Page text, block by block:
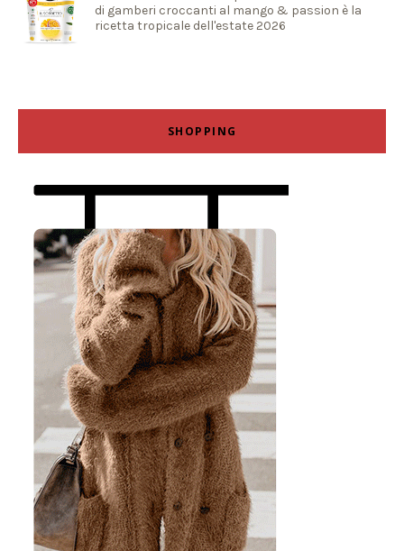
di gamberi croccanti al mango & passion è la
ricetta tropicale dell'estate 2026
SHOPPING